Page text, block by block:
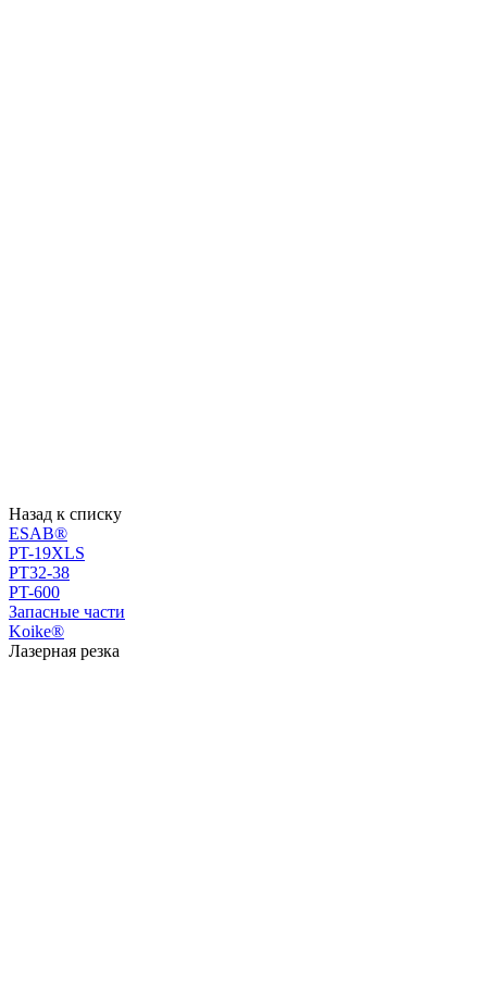
Назад к списку
ESAB®
PT-19XLS
PT32-38
PT-600
Запасные части
Koike®
Лазерная резка